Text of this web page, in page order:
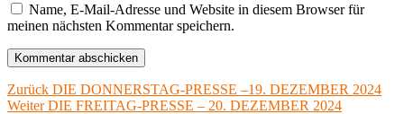
Name, E-Mail-Adresse und Website in diesem Browser für
meinen nächsten Kommentar speichern.
Beitragsnavigation
Zurück Vorheriger
Beitrag:
DIE DONNERSTAG-PRESSE –19. DEZEMBER 2024
Weiter Nächster
DIE FREITAG-PRESSE – 20. DEZEMBER 2024